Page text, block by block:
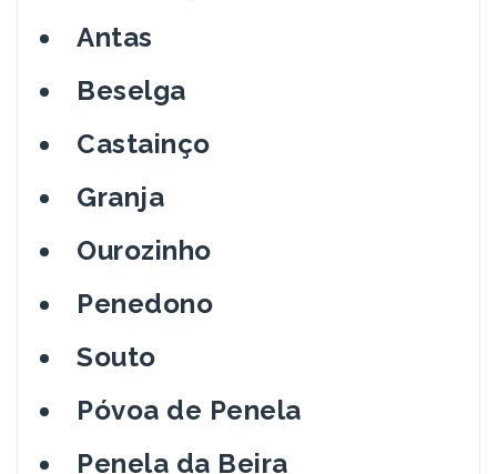
Antas
Beselga
Castainço
Granja
Ourozinho
Penedono
Souto
Póvoa de Penela
Penela da Beira